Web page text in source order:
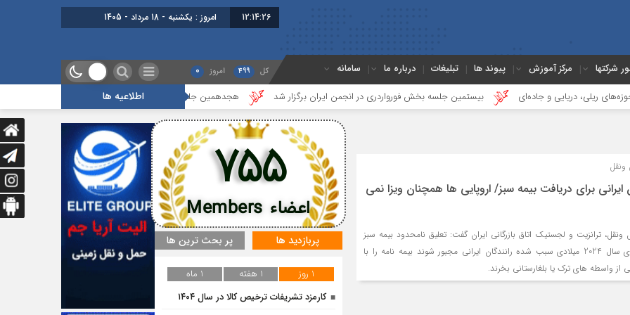
12:14:26 امروز : یکشنبه - 18 مرداد - 1405
شرکتها مرکز آموزش پیوند ها تبلیغات درباره ما سامانه کل 499 امروز 0
اطلاعیه ها دریایی و جاده‌ای بیستمین جلسه بخش فورواردری در انجمن ایران برگزار شد هجدهمین جلسه بخش جاده ای برگزار شد
ایرانی برای دریافت بیمه سبز/ اروپایی‌ ها همچنان ویزا نمی‌
ترانزیت و لجستیک اتاق بازرگانی ایران گفت: تعلیق نامحدود بیمه سبز
راننده های ایرانی از ابتدای سال 2024 میلادی سبب شده رانندگان ایرانی مجبور شوند بیمه نامه را با
از واسطه های ترک یا بلغارستانی بخرند.
اعضاء Members
755
پربازدید ها پر بحث ترین ها
1 روز 1 هفته
1 ماه
کارمزد تشریفات ترخیص کالا در سال ۱۴۰۴